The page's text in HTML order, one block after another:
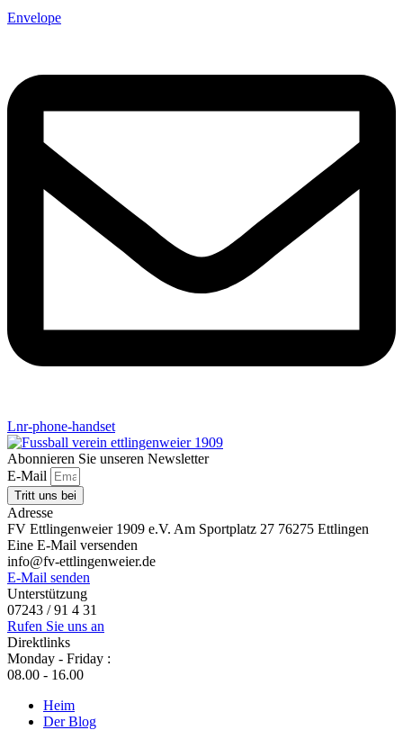
Envelope
Lnr-phone-handset
Abonnieren Sie unseren Newsletter
E-Mail
Tritt uns bei
Adresse
FV Ettlingenweier 1909 e.V. Am Sportplatz 27 76275 Ettlingen
Eine E-Mail versenden
info@fv-ettlingenweier.de
E-Mail senden
Unterstützung
07243 / 91 4 31
Rufen Sie uns an
Direktlinks
Monday - Friday :
08.00 - 16.00
Heim
Der Blog